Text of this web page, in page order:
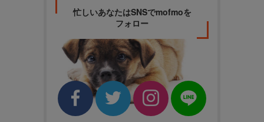
忙しいあなたはSNSでmofmoを
フォロー